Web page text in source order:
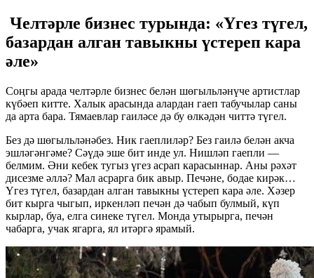
Челтәрле бизнес турында: «Үгез түгел,
базардан алган тавыкны үстереп кара
әле»
Соңгы арада челтәрле бизнес белән шөгыльләнүче артистлар
күбәеп китте. Халык арасында алардан гаеп табучылар саны
да арта бара. Тямаевлар гаиләсе дә бу өлкәдән читтә түгел.
Без дә шөгыльләнәбез. Ник гаеплиләр? Без гаилә белән акча
эшләгәнгәме? Сәүдә эше бит инде ул. Нишләп гаепли —
белмим. Әни кебек тугыз үгез асрап карасыннар. Аны рәхәт
дисезме әллә? Мал асрарга бик авыр. Печәне, бодае кирәк…
Үгез түгел, базардан алган тавыкны үстереп кара әле. Хәзер
бит кырга чыгып, иркенләп печән дә чабып булмый, күп
кырлар, буа, елга синеке түгел. Монда утырырга, печән
чабарга, учак ягарга, ял итәргә ярамый.